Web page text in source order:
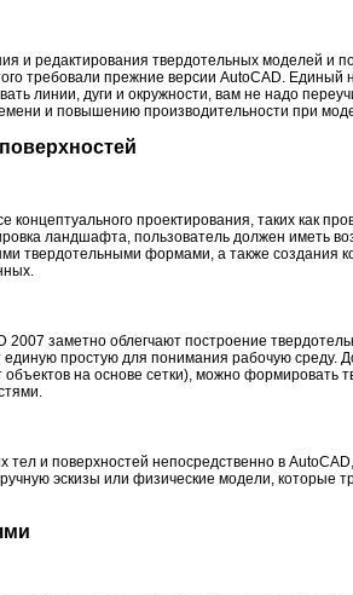
и редактирования твердотельных моделей и
требовали прежние версии AutoCAD. Единый
линии, дуги и окружности, вам не надо
и повышению производительности при
концептуального проектирования, таких как
ландшафта, пользователь должен иметь
твердотельными формами, а также создания
заметно облегчают построение
простую для понимания рабочую среду.
объектов на основе сетки), можно формировать
тел и поверхностей непосредственно в
эскизы или физические модели, которые